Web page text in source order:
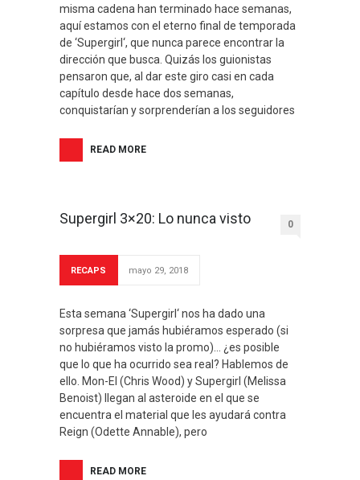
misma cadena han terminado hace semanas,
aquí estamos con el eterno final de temporada
de ‘Supergirl‘, que nunca parece encontrar la
dirección que busca. Quizás los guionistas
pensaron que, al dar este giro casi en cada
capítulo desde hace dos semanas,
conquistarían y sorprenderían a los seguidores
READ MORE
Supergirl 3×20: Lo nunca visto 0
RECAPS mayo 29, 2018
Esta semana ‘Supergirl‘ nos ha dado una
sorpresa que jamás hubiéramos esperado (si
no hubiéramos visto la promo)… ¿es posible
que lo que ha ocurrido sea real? Hablemos de
ello. Mon-El (Chris Wood) y Supergirl (Melissa
Benoist) llegan al asteroide en el que se
encuentra el material que les ayudará contra
Reign (Odette Annable), pero
READ MORE